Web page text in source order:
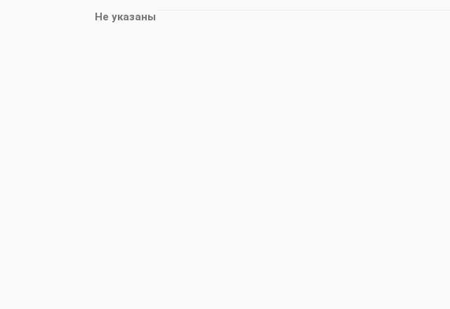
Не указаны